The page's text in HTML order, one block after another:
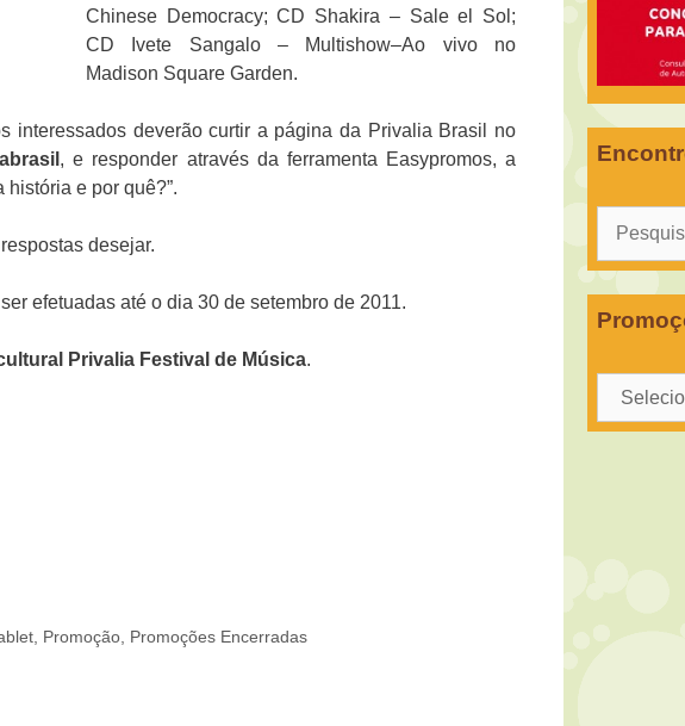
Chinese Democracy; CD Shakira – Sale el Sol;
CD Ivete Sangalo – Multishow–Ao vivo no
Madison Square Garden.
interessados deverão curtir a página da Privalia Brasil no
, e responder através da ferramenta Easypromos, a
história e por quê?”.
desejar.
efetuadas até o dia 30 de setembro de 2011.
Privalia Festival de Música.
Promoção Promoções Encerradas
Pesquisar
Promoções
por